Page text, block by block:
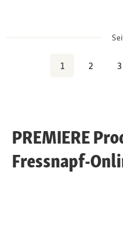
1 2 3
PREMIERE
Fressnapf-